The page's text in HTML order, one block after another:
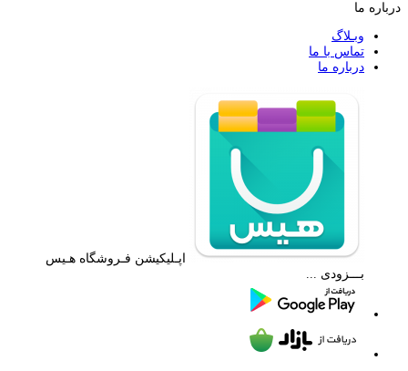
درباره ما
وبـلاگ
تماس با ما
درباره ما
اپـلیکیشن فـروشگاه هـیس
بـــزودی ...